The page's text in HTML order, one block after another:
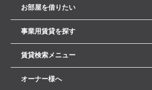
お部屋を借りたい
事業用賃貸を探す
賃貸検索メニュー
オーナー様へ